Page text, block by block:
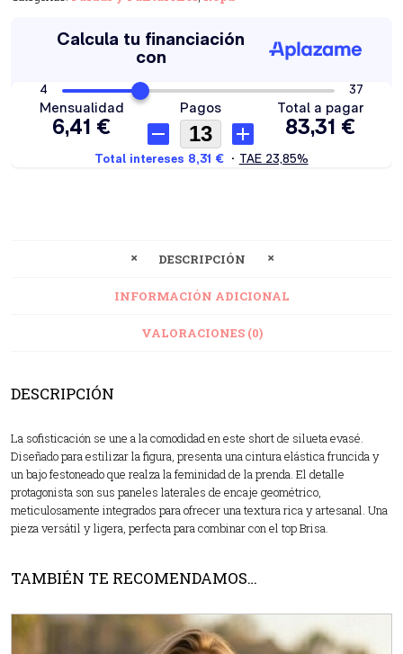
DESCRIPCIÓN
INFORMACIÓN ADICIONAL
VALORACIONES (0)
DESCRIPCIÓN
La sofisticación se une a la comodidad en este short de silueta evasé.
Diseñado para estilizar la figura, presenta una cintura elástica fruncida y
un bajo festoneado que realza la feminidad de la prenda. El detalle
protagonista son sus paneles laterales de encaje geométrico,
meticulosamente integrados para ofrecer una textura rica y artesanal. Una
pieza versátil y ligera, perfecta para combinar con el top Brisa.
TAMBIÉN TE RECOMENDAMOS…